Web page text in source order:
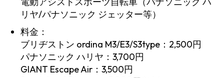
リヤ/パナソニック ジェッター等）
料金：
ブリヂストン ordina M3/E3/S3type：2,500円
パナソニック ハリヤ：3,700円
GIANT Escape Air：3,500円